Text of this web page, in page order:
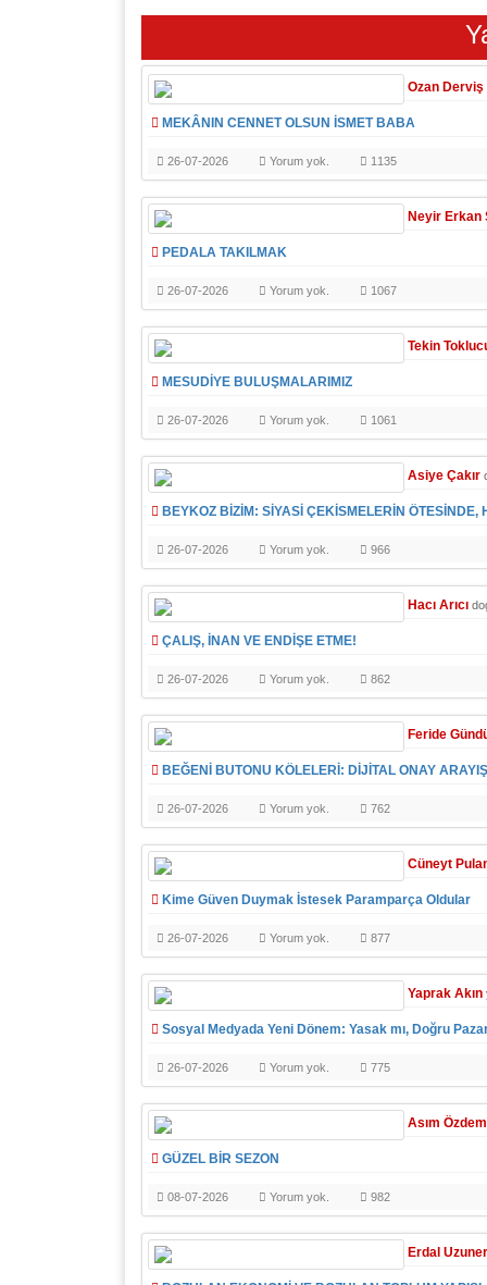
Ozan Derviş
MEKÂNIN CENNET OLSUN İSMET BABA
26-07-2026 Yorum yok. 1135
Neyir Erkan
PEDALA TAKILMAK
26-07-2026 Yorum yok. 1067
Tekin
MESUDİYE BULUŞMALARIMIZ
26-07-2026 Yorum yok. 1061
Asiye Çakır
BEYKOZ BİZİM: SİYASİ ÇEKİSMELERİN
26-07-2026 Yorum yok. 966
Hacı Arıcı
ÇALIŞ, İNAN VE ENDİŞE ETME!
26-07-2026 Yorum yok. 862
Feride
BEĞENİ BUTONU KÖLELERİ: DİJİTAL ONAY
26-07-2026 Yorum yok. 762
Cüneyt
Kime Güven Duymak İstesek Paramparça Oldular
26-07-2026 Yorum yok. 877
Yaprak Akın
Sosyal Medyada Yeni Dönem: Yasak mı, Doğru
26-07-2026 Yorum yok. 775
Asım
GÜZEL BİR SEZON
08-07-2026 Yorum yok. 982
Erdal Uzuner